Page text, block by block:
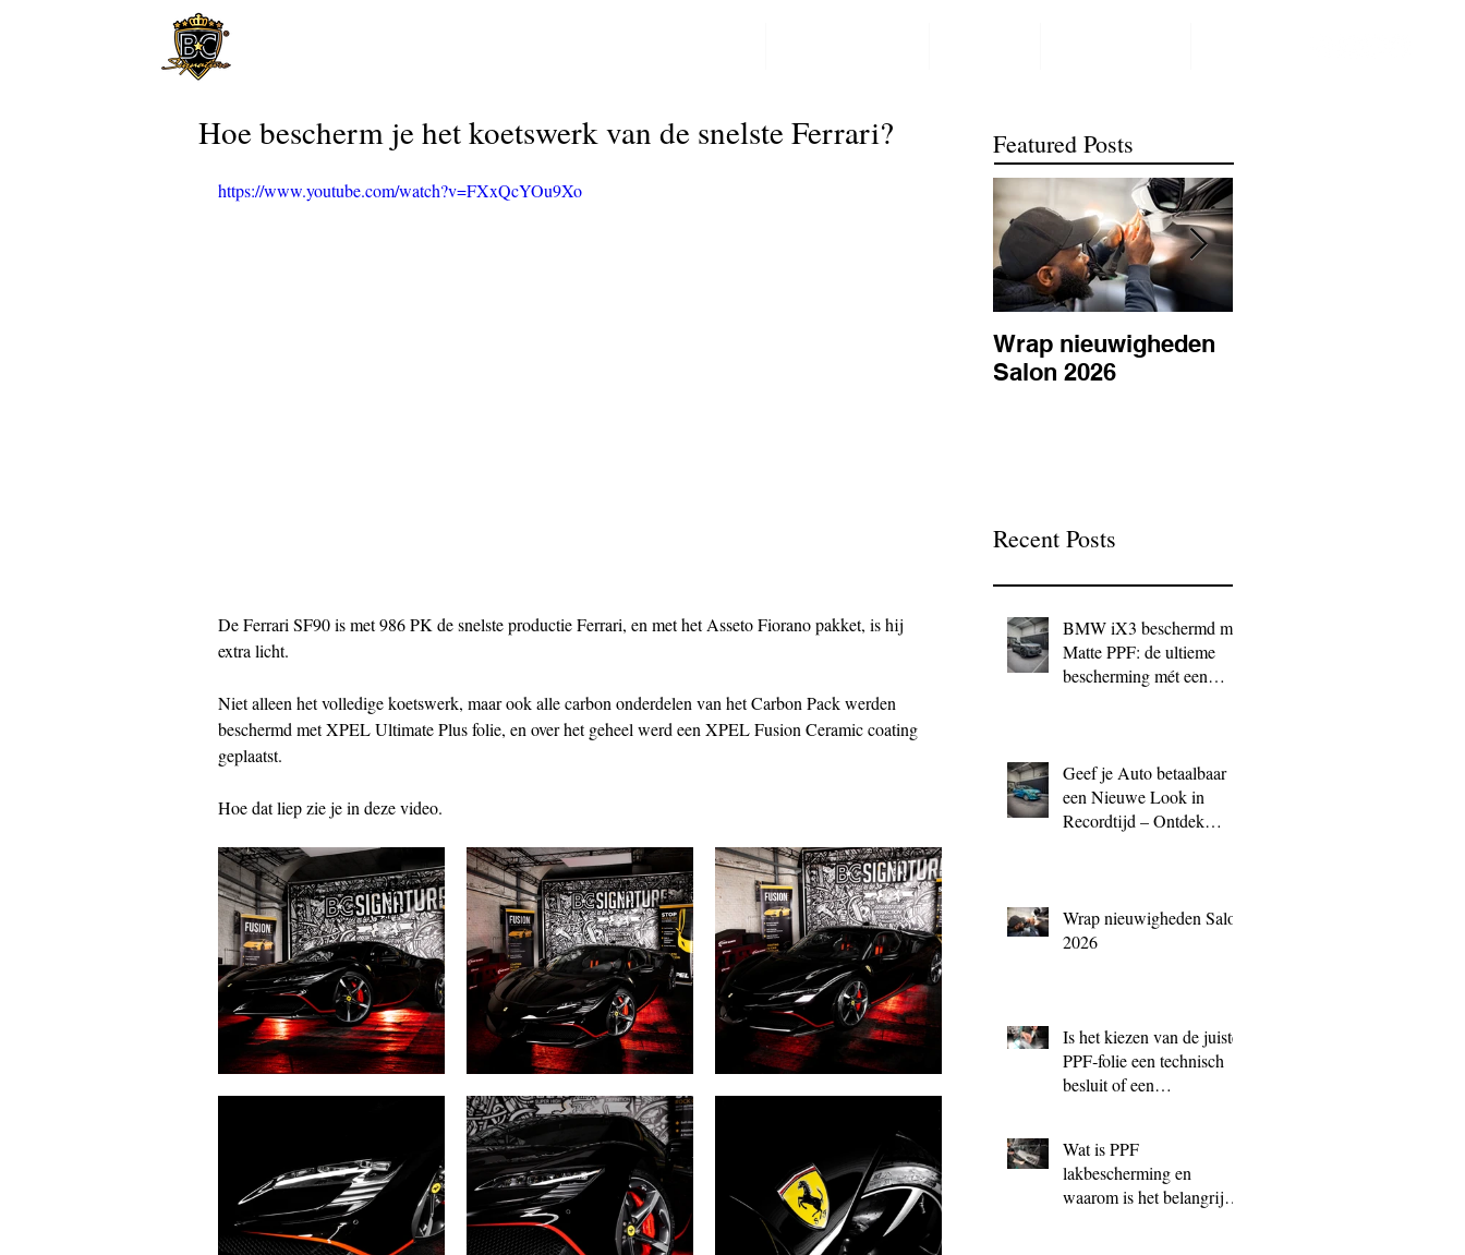
Hoe bescherm je het koetswerk van de snelste Ferrari?
https://www.youtube.com/watch?v=FXxQcYOu9Xo
De Ferrari SF90 is met 986 PK de snelste productie Ferrari, en met het Asseto Fiorano pakket, is hij
extra licht.
Niet alleen het volledige koetswerk, maar ook alle carbon onderdelen van het Carbon Pack werden
beschermd met XPEL Ultimate Plus folie, en over het geheel werd een XPEL Fusion Ceramic coating
geplaatst.
Hoe dat liep zie je in deze video.
Featured Posts
Wrap nieuwigheden
Salon 2026
Recent Posts
BMW iX3 beschermd met
Matte PPF: de ultieme
bescherming mét een
Geef je Auto betaalbaar
een Nieuwe Look in
Recordtijd – Ontdek
Wrap nieuwigheden Salon
2026
Is het kiezen van de juiste
PPF‑folie een technisch
besluit of een
Wat is PPF
lakbescherming en
waarom is het belangrijk?